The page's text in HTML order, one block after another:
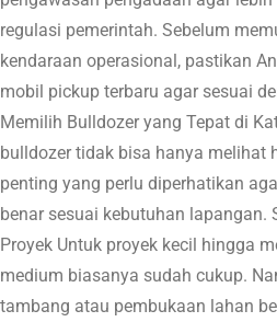
regulasi pemerintah. Sebelum
kendaraan operasional, pastikan
mobil pickup terbaru agar sesuai
Memilih Bulldozer yang Tepat di
bulldozer tidak bisa hanya melihat
penting yang perlu diperhatikan
benar sesuai kebutuhan lapangan.
Proyek Untuk proyek kecil hingga
medium biasanya sudah cukup.
tambang atau pembukaan lahan